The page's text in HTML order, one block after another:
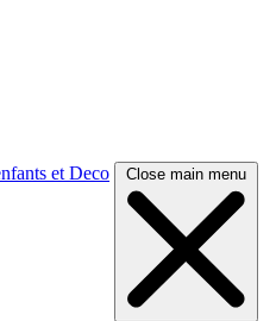
et Deco Close main menu